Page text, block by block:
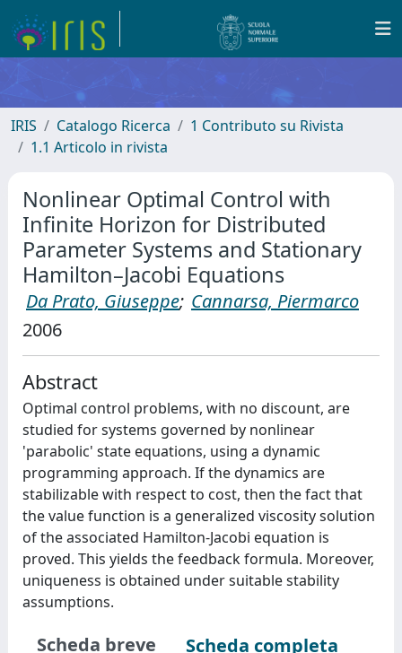
IRIS Catalogo Ricerca
1 Contributo su Rivista
1.1 Articolo in rivista
Nonlinear Optimal Control with
Infinite Horizon for Distributed
Parameter Systems and Stationary
Hamilton–Jacobi Equations
Da Prato, Giuseppe; Cannarsa, Piermarco
2006
Abstract
Optimal control problems, with no discount, are
studied for systems governed by nonlinear
'parabolic' state equations, using a dynamic
programming approach. If the dynamics are
stabilizable with respect to cost, then the fact that
the value function is a generalized viscosity solution
of the associated Hamilton-Jacobi equation is
proved. This yields the feedback formula. Moreover,
uniqueness is obtained under suitable stability
assumptions.
Scheda breve
Scheda completa